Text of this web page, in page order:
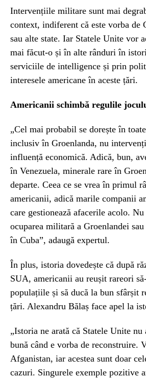
Intervențiile militare sunt mai
context, indiferent că este vorba de
sau alte state. Iar Statele Unite vor
mai făcut-o și în alte rânduri în
serviciile de intelligence și prin
interesele americane în aceste țări.
Americanii schimbă regulile
„Cel mai probabil se dorește în
inclusiv în Groenlanda, nu
influență economică. Adică, bun,
în Venezuela, minerale rare în
departe. Ceea ce se vrea în primul
americanii, adică marile companii
care gestionează afacerile acolo. Nu
ocuparea militară a Groenlandei
în Cuba”, adaugă expertul.
În plus, istoria dovedește că după
SUA, americanii au reușit rareori
populațiile și să ducă la bun sfârșit
țări. Alexandru Bălaș face apel la
„Istoria ne arată că Statele Unite
bună când e vorba de reconstruire.
Afganistan, iar acestea sunt doar
cazuri. Singurele exemple pozitive